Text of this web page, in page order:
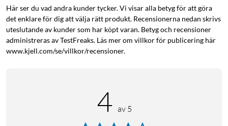
Här ser du vad andra kunder tycker. Vi visar alla betyg för att göra
det enklare för dig att välja rätt produkt. Recensionerna nedan skrivs
uteslutande av kunder som har köpt varan. Betyg och recensioner
administreras av TestFreaks. Läs mer om villkor för publicering här
www.kjell.com/se/villkor/recensioner.
4 av 5